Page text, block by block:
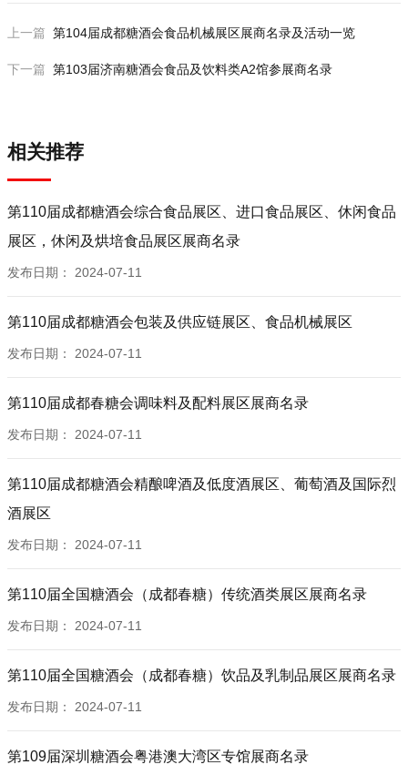
BZ019T 四川省隆昌江龙玻璃工业有限公司
BZ020T 四川省隆昌江龙玻璃工业有限公司
BZ024T 郓城县宏远陶瓷有限公司
BZ025T 广州广彩标签有限公司
BZ026T-A 成都锐龙玻璃有限公司
BZ027T-A 沧州东盛塑料有限公司
BZ027T-B 广州市铭天皮革制品有限公司
BZ029T 山东郓城天成彩印包装有限公司
BZ032T 重庆市赛普塑料制品有限公司
BZ035C 沧州泰祥塑料制品有限公司
BZ037C 上海紫丹印务有限公司
BZ038C 上海紫丹印务有限公司
BZ040C 射洪泳贞包装有限公司
BZ041C 潍坊澳科达彩印有限公司
BZ043C 深圳市家家用激光设备有限公司
上一篇 第104届成都糖酒会食品机械展区展商名录及活动一览
下一篇 第103届济南糖酒会食品及饮料类A2馆参展商名录
相关推荐
第110届成都糖酒会综合食品展区、进口食品展区、休闲食品
展区，休闲及烘培食品展区展商名录
发布日期： 2024-07-11
第110届成都糖酒会包装及供应链展区、食品机械展区
发布日期： 2024-07-11
第110届成都春糖会调味料及配料展区展商名录
发布日期： 2024-07-11
第110届成都糖酒会精酿啤酒及低度酒展区、葡萄酒及国际烈
酒展区
发布日期： 2024-07-11
第110届全国糖酒会（成都春糖）传统酒类展区展商名录
发布日期： 2024-07-11
第110届全国糖酒会（成都春糖）饮品及乳制品展区展商名录
发布日期： 2024-07-11
第109届深圳糖酒会粤港澳大湾区专馆展商名录